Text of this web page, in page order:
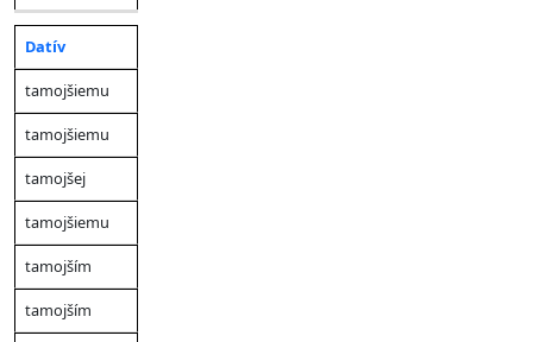
Datív
tamojšiemu
tamojšiemu
tamojšej
tamojšiemu
tamojším
tamojším